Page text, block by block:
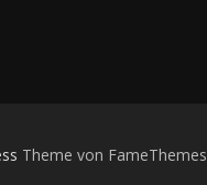
Theme von FameThemes